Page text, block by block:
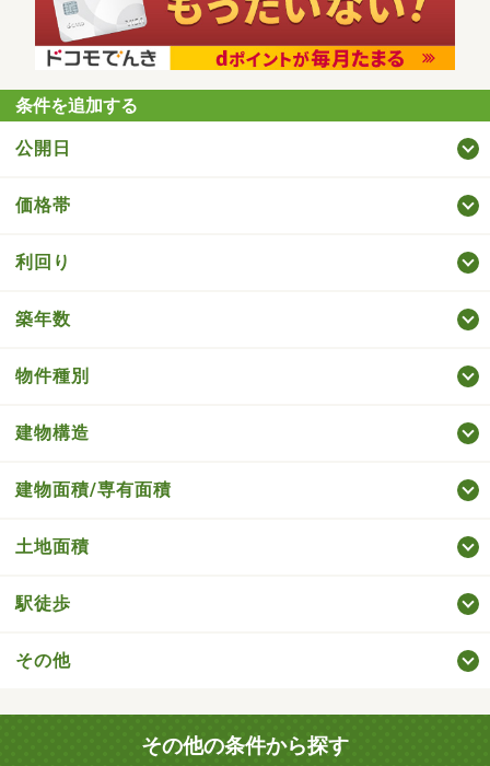
条件を追加する
公開日
価格帯
利回り
築年数
物件種別
建物構造
建物面積/専有面積
土地面積
駅徒歩
その他
その他の条件から探す